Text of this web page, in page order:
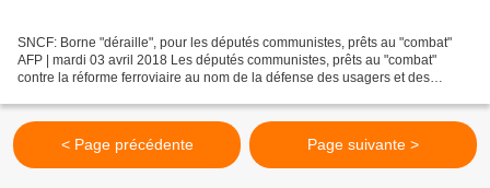
SNCF: Borne "déraille", pour les députés communistes, prêts au "combat"
AFP | mardi 03 avril 2018 Les députés communistes, prêts au "combat"
contre la réforme ferroviaire au nom de la défense des usagers et des
< Page précédente Page suivante >